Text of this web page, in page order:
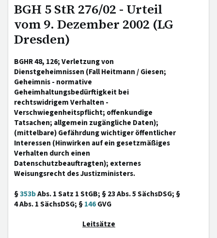
BGH 5 StR 276/02 - Urteil
vom 9. Dezember 2002 (LG
Dresden)
BGHR 48, 126; Verletzung von
Dienstgeheimnissen (Fall Heitmann / Giesen;
Geheimnis - normative
Geheimhaltungsbedürftigkeit bei
rechtswidrigem Verhalten -
Verschwiegenheitspflicht; offenkundige
Tatsachen; allgemein zugängliche Daten);
(mittelbare) Gefährdung wichtiger öffentlicher
Interessen (Hinwirken auf ein gesetzmäßiges
Verhalten durch einen
Datenschutzbeauftragten); externes
Weisungsrecht des Justizministers.
§353bAbs. 1 Satz 1 StGB; § 23 Abs. 5 SächsDSG; §
4 Abs. 1 SächsDSG; §146GVG
Leitsätze